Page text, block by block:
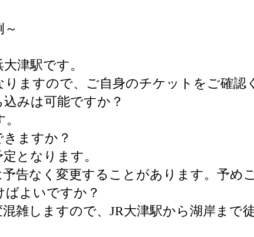
津駅です。
ますので、ご自身のチケットをご確認
みは可能ですか？
きますか？
となります。
告なく変更することがあります。予め
ばよいですか？
雑しますので、JR大津駅から湖岸まで